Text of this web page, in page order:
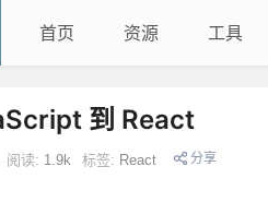
首页 资源 工具
到 React
阅读: 1.9k 标签: React 分享